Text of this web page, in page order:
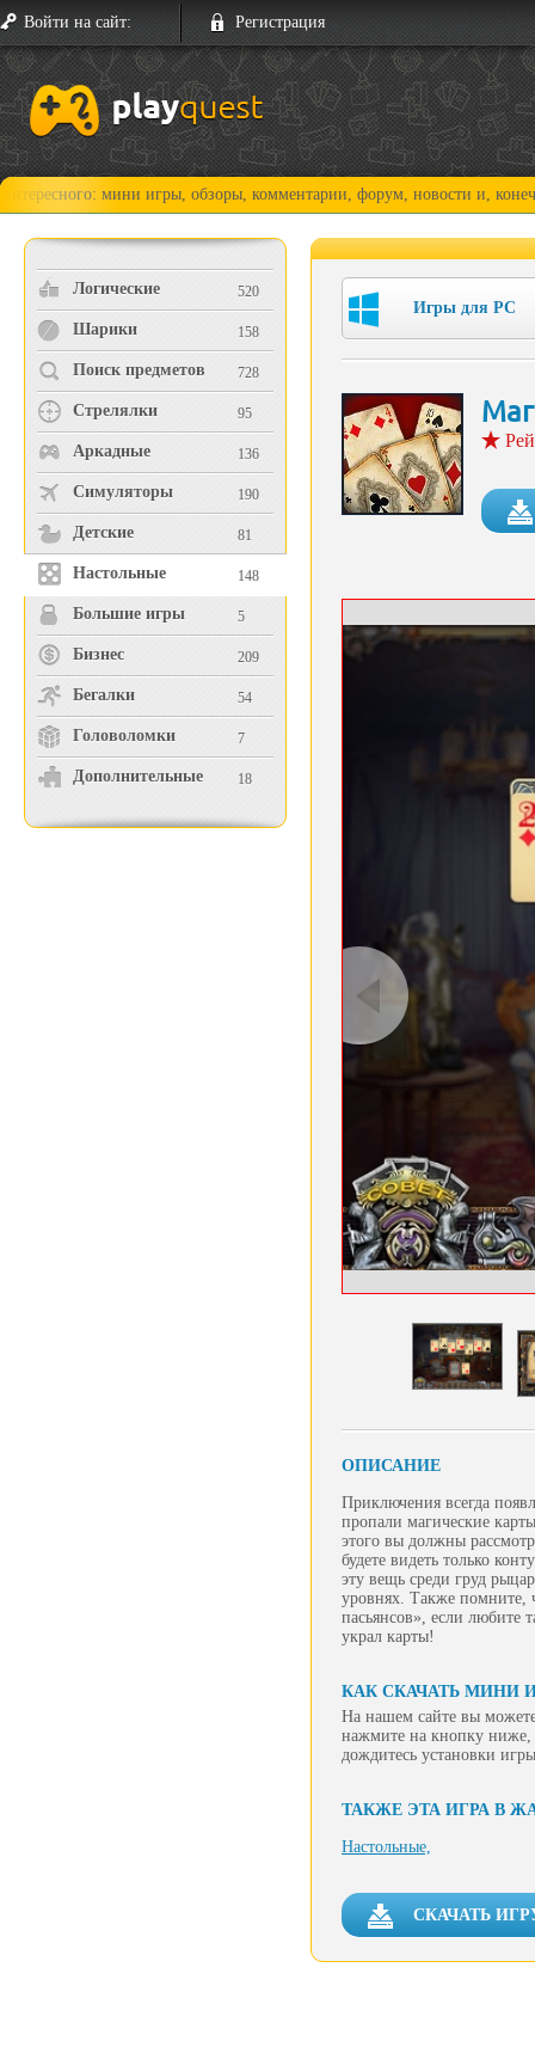
Войти на сайт: Регистрация
мини игры, обзоры, комментарии, форум, новости и, конечно,
Логические 520
Шарики 158
Поиск предметов 728
Стрелялки 95
Аркадные 136
Симуляторы 190
Детские 81
Настольные 148
Большие игры 5
Бизнес 209
Бегалки 54
Головоломки 7
Дополнительные 18
Игры для PC
ОПИСАНИЕ
Приключения всегда
пропали магические
этого вы должны
будете видеть только
эту вещь среди груд
уровнях. Также помните,
пасьянсов», если любите
украл карты!
КАК СКАЧАТЬ МИНИ
На нашем сайте вы
нажмите на кнопку ниже,
дождитесь установки
ТАКЖЕ ЭТА ИГРА В
Настольные,
СКАЧАТЬ